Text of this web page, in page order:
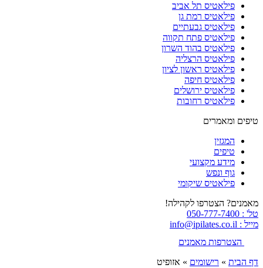
פילאטיס תל אביב
פילאטיס רמת גן
פילאטיס גבעתיים
פילאטיס פתח תקווה
פילאטיס בהוד השרון
פילאטיס הרצליה
פילאטיס ראשון לציון
פילאטיס חיפה
פילאטיס ירושלים
פילאטיס רחובות
טיפים ומאמרים
המגזין
טיפים
מידע מקצועי
גוף ונפש
פילאטיס שיקומי
מאמנים? הצטרפו לקהילה!
טל' : 050-777-7400
מייל : info@ipilates.co.il
הצטרפות מאמנים
דף הבית » רישומים » אזופיט